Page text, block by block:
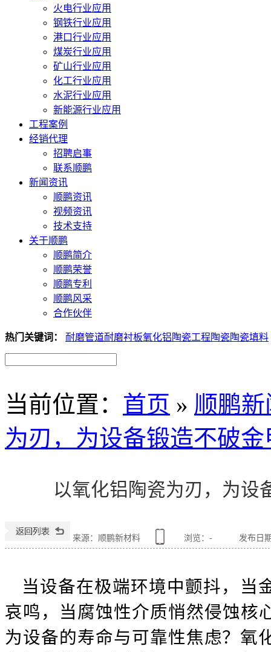
火电行业应用
钢铁行业应用
港口行业应用
煤炭行业应用
矿山行业应用
化工行业应用
水泥行业应用
新能源行业应用
工程案例
经销代理
招聘启事
联系顺鹏
新闻资讯
顺鹏资讯
视频资讯
技术支持
关于顺鹏
顺鹏简介
顺鹏荣誉
顺鹏专利
顺鹏风采
合作伙伴
热门关键词： 耐磨管道耐磨衬板氧化铝陶瓷工程陶瓷陶瓷填料
当前位置 ： 首页 » 顺鹏新
为刃，为设备锻造不破金
以氧化铝陶瓷为刃，为设
来源：顺鹏新材料 浏览： - 发布日
当设备在极端环境中颤抖，当
哀鸣，当腐蚀性介质悄然侵蚀
为设备的寿命与可靠性焦虑？氧